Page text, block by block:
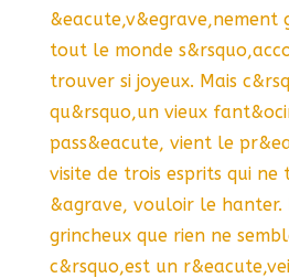
&eacute,v&egrave,nement
tout le monde
trouver si joyeux. Mais
qu&rsquo,un vieux
pass&eacute, vient le
visite de trois esprits qui
&agrave, vouloir le hanter.
grincheux que rien ne
c&rsquo,est un